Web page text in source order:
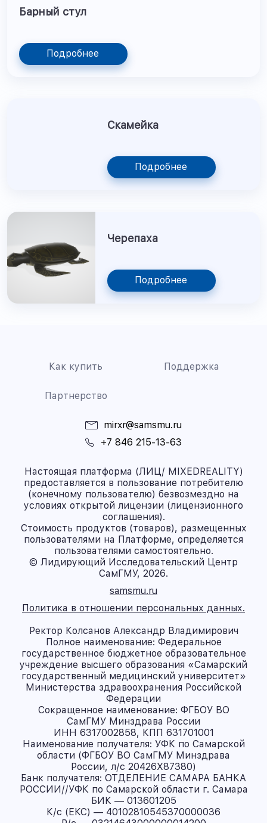
Барный стул
Подробнее
Скамейка
Подробнее
Черепаха
Подробнее
Как купить Поддержка
Партнерство
mirxr@samsmu.ru
+7 846 215-13-63
Настоящая платформа (ЛИЦ/ MIXEDREALITY)
предоставляется в пользование потребителю
(конечному пользователю) безвозмездно на
условиях открытой лицензии (лицензионного
соглашения).
Стоимость продуктов (товаров), размещенных
пользователями на Платформе, определяется
пользователями самостоятельно.
© Лидирующий Исследовательский Центр
СамГМУ, 2026.
samsmu.ru
Политика в отношении персональных данных.
Ректор Колсанов Александр Владимирович
Полное наименование: Федеральное
государственное бюджетное образовательное
учреждение высшего образования «Самарский
государственный медицинский университет»
Министерства здравоохранения Российской
Федерации
Сокращенное наименование: ФГБОУ ВО
СамГМУ Минздрава России
ИНН 6317002858, КПП 631701001
Наименование получателя: УФК по Самарской
области (ФГБОУ ВО СамГМУ Минздрава
России, л/с 20426X87380)
Банк получателя: ОТДЕЛЕНИЕ САМАРА БАНКА
РОССИИ//УФК по Самарской области г. Самара
БИК — 013601205
К/с (ЕКС) — 40102810545370000036